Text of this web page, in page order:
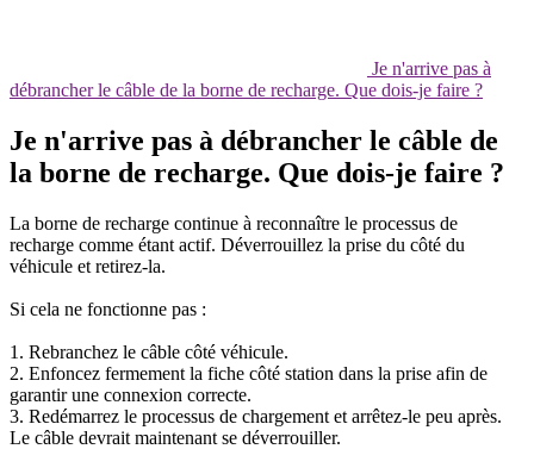
Je n'arrive pas à
débrancher le câble de la borne de recharge. Que dois-je faire ?
Je n'arrive pas à débrancher le câble de
la borne de recharge. Que dois-je faire ?
La borne de recharge continue à reconnaître le processus de
recharge comme étant actif. Déverrouillez la prise du côté du
véhicule et retirez-la.
Si cela ne fonctionne pas :
1. Rebranchez le câble côté véhicule.
2. Enfoncez fermement la fiche côté station dans la prise afin de
garantir une connexion correcte.
3. Redémarrez le processus de chargement et arrêtez-le peu après.
Le câble devrait maintenant se déverrouiller.